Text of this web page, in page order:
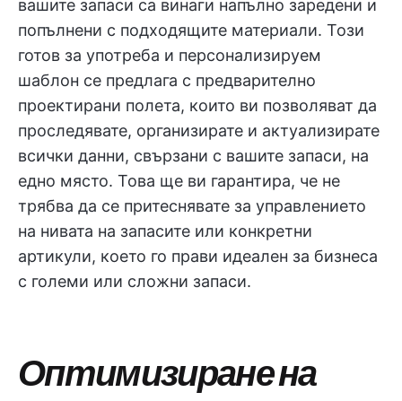
вашите запаси са винаги напълно заредени и
попълнени с подходящите материали. Този
готов за употреба и персонализируем
шаблон се предлага с предварително
проектирани полета, които ви позволяват да
проследявате, организирате и актуализирате
всички данни, свързани с вашите запаси, на
едно място. Това ще ви гарантира, че не
трябва да се притеснявате за управлението
на нивата на запасите или конкретни
артикули, което го прави идеален за бизнеса
с големи или сложни запаси.
Оптимизиране на